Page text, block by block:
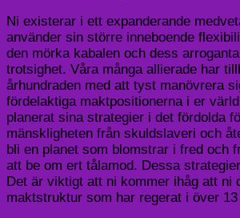
Ni existerar i ett expanderande
använder sin större inneboende
den mörka kabalen och dess
trotsighet. Våra många allierade har
århundraden med att tyst manövrera
fördelaktiga maktpositionerna i er
planerat sina strategier i det fördolda
mänskligheten från skuldslaveri och
bli en planet som blomstrar i fred och
att be om ert tålamod. Dessa
Det är viktigt att ni kommer ihåg att ni
maktstruktur som har regerat i över